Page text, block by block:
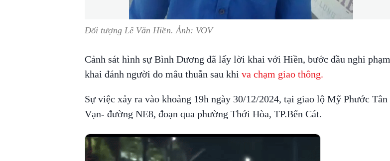
Đối tượng Lê Văn Hiền. Ảnh: VOV
Cảnh sát hình sự Bình Dương đã lấy lời khai với Hiền, bước đầu nghi phạm
khai đánh người do mâu thuẫn sau khi va chạm giao thông.
Sự việc xảy ra vào khoảng 19h ngày 30/12/2024, tại giao lộ Mỹ Phước Tân
Vạn- đường NE8, đoạn qua phường Thới Hòa, TP.Bến Cát.